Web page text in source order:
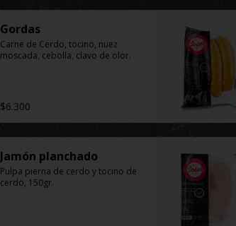
Gordas
Carne de Cerdo, tocino, nuez
moscada, cebolla, clavo de olor.
$6.300
Jamón planchado
Pulpa pierna de cerdo y tocino de
cerdo, 150gr.